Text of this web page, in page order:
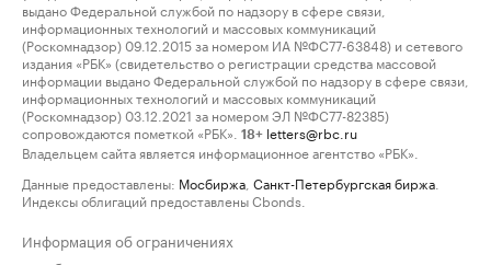
выдано Федеральной службой по надзору в сфере связи,
информационных технологий и массовых коммуникаций
(Роскомнадзор) 09.12.2015 за номером ИА №ФС77-63848) и сетевого
издания «РБК» (свидетельство о регистрации средства массовой
информации выдано Федеральной службой по надзору в сфере связи,
информационных технологий и массовых коммуникаций
(Роскомнадзор) 03.12.2021 за номером ЭЛ №ФС77-82385)
сопровождаются пометкой «РБК».
18+ letters@rbc.ru
Владельцем сайта является информационное агентство «РБК».
Данные предоставлены: Мосбиржа Санкт-Петербургская биржа
Индексы облигаций предоставлены Cbonds.
Информация об ограничениях